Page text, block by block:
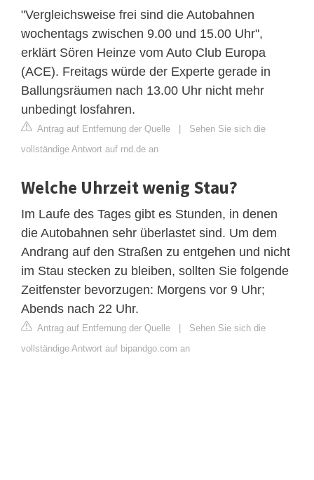
"Vergleichsweise frei sind die Autobahnen
wochentags zwischen 9.00 und 15.00 Uhr",
erklärt Sören Heinze vom Auto Club Europa
(ACE). Freitags würde der Experte gerade in
Ballungsräumen nach 13.00 Uhr nicht mehr
unbedingt losfahren.
Antrag auf Entfernung der Quelle | Sehen Sie sich die
vollständige Antwort auf rnd.de an
Welche Uhrzeit wenig Stau?
Im Laufe des Tages gibt es Stunden, in denen
die Autobahnen sehr überlastet sind. Um dem
Andrang auf den Straßen zu entgehen und nicht
im Stau stecken zu bleiben, sollten Sie folgende
Zeitfenster bevorzugen: Morgens vor 9 Uhr;
Abends nach 22 Uhr.
Antrag auf Entfernung der Quelle | Sehen Sie sich die
vollständige Antwort auf bipandgo.com an